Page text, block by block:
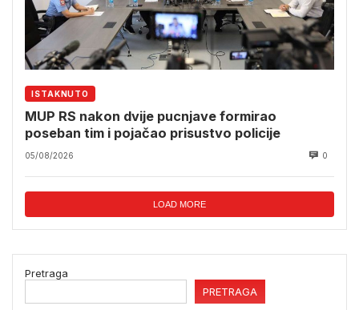
ISTAKNUTO
MUP RS nakon dvije pucnjave formirao
poseban tim i pojačao prisustvo policije
05/08/2026 0
LOAD MORE
Pretraga
PRETRAGA